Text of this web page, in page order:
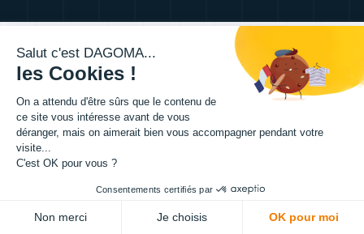
01
Salut c'est DAGOMA...
les Cookies !
On a attendu d'être sûrs que le contenu de
ce site vous intéresse avant de vous
déranger, mais on aimerait bien vous accompagner pendant votre
visite...
C'est OK pour vous ?
Consentements certifiés par
Non merci Je choisis OK pour moi